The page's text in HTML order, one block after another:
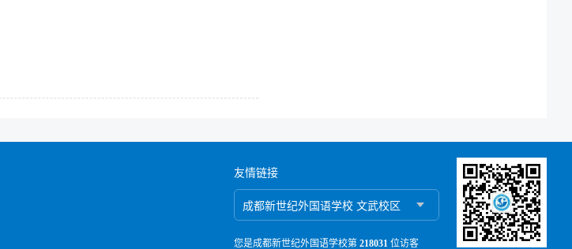
友情链接
您是成都新世纪外国语学校第 218031 位访客